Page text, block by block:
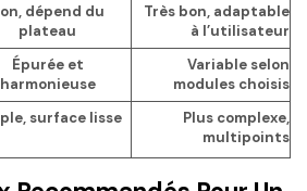
dépend du
plateau
Très bon, adaptable
à l’utilisateur
Épurée et
harmonieuse
Variable selon
modules choisis
surface lisse
Plus complexe,
multipoints